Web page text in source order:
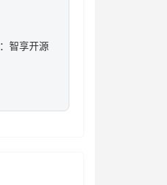
智享开源